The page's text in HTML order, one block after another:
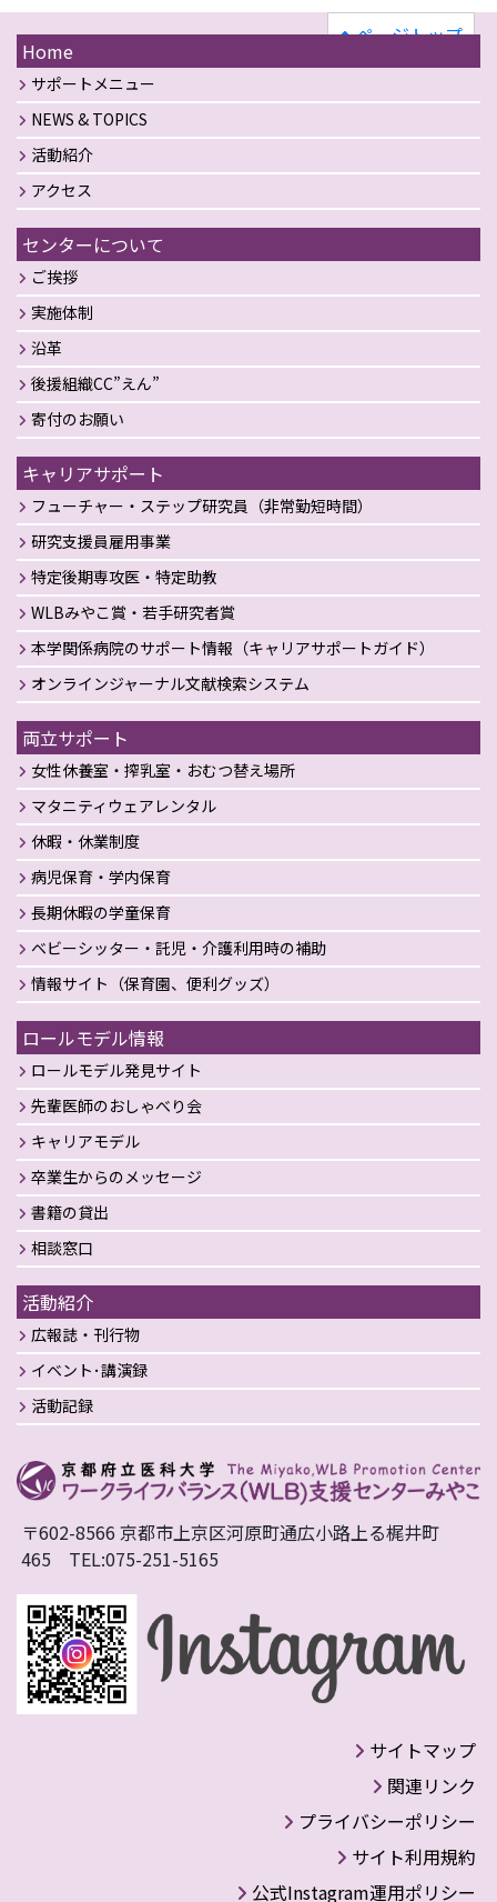
ページトップ
Home
サポートメニュー
NEWS & TOPICS
活動紹介
アクセス
センターについて
ご挨拶
実施体制
沿革
後援組織CC”えん”
寄付のお願い
キャリアサポート
フューチャー・ステップ研究員（非常勤短時間）
研究支援員雇用事業
特定後期専攻医・特定助教
WLBみやこ賞・若手研究者賞
本学関係病院のサポート情報（キャリアサポートガイド）
オンラインジャーナル文献検索システム
両立サポート
女性休養室・搾乳室・おむつ替え場所
マタニティウェアレンタル
休暇・休業制度
病児保育・学内保育
長期休暇の学童保育
ベビーシッター・託児・介護利用時の補助
情報サイト（保育園、便利グッズ）
ロールモデル情報
ロールモデル発見サイト
先輩医師のおしゃべり会
キャリアモデル
卒業生からのメッセージ
書籍の貸出
相談窓口
活動紹介
広報誌・刊行物
イベント･講演録
活動記録
〒602-8566 京都市上京区河原町通広小路上る梶井町
465 TEL:075-251-5165
サイトマップ
関連リンク
プライバシーポリシー
サイト利用規約
公式Instagram運用ポリシー